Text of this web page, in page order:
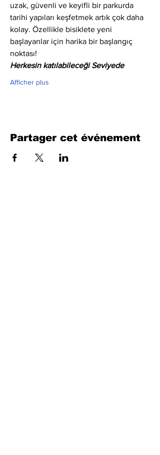
uzak, güvenli ve keyifli bir parkurda
tarihi yapıları keşfetmek artık çok daha
kolay. Özellikle bisiklete yeni
başlayanlar için harika bir başlangıç
noktası!
Herkesin katılabileceği Seviyede
Afficher plus
Partager cet événement